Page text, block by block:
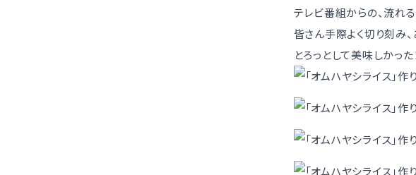
テレビ番組からの、流れ
皆さん手際よく切り刻み
とろっとして美味しかった